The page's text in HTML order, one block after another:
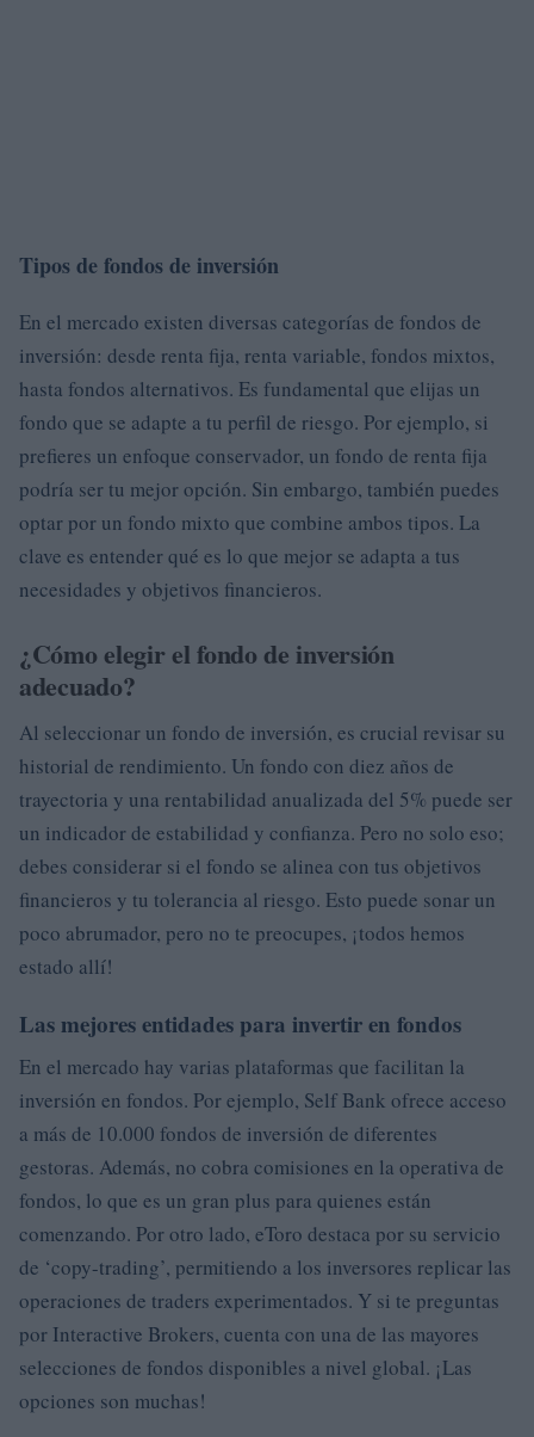
Tipos de fondos de inversión
En el mercado existen diversas categorías de fondos de
inversión: desde renta fija, renta variable, fondos mixtos,
hasta fondos alternativos. Es fundamental que elijas un
fondo que se adapte a tu perfil de riesgo. Por ejemplo, si
prefieres un enfoque conservador, un fondo de renta fija
podría ser tu mejor opción. Sin embargo, también puedes
optar por un fondo mixto que combine ambos tipos. La
clave es entender qué es lo que mejor se adapta a tus
necesidades y objetivos financieros.
¿Cómo elegir el fondo de inversión
adecuado?
Al seleccionar un fondo de inversión, es crucial revisar su
historial de rendimiento. Un fondo con diez años de
trayectoria y una rentabilidad anualizada del 5% puede ser
un indicador de estabilidad y confianza. Pero no solo eso;
debes considerar si el fondo se alinea con tus objetivos
financieros y tu tolerancia al riesgo. Esto puede sonar un
poco abrumador, pero no te preocupes, ¡todos hemos
estado allí!
Las mejores entidades para invertir en fondos
En el mercado hay varias plataformas que facilitan la
inversión en fondos. Por ejemplo, Self Bank ofrece acceso
a más de 10.000 fondos de inversión de diferentes
gestoras. Además, no cobra comisiones en la operativa de
fondos, lo que es un gran plus para quienes están
comenzando. Por otro lado, eToro destaca por su servicio
de ‘copy-trading’, permitiendo a los inversores replicar las
operaciones de traders experimentados. Y si te preguntas
por Interactive Brokers, cuenta con una de las mayores
selecciones de fondos disponibles a nivel global. ¡Las
opciones son muchas!